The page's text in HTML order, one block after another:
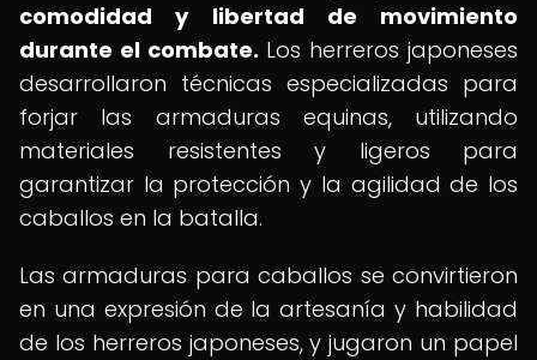
comodidad y libertad de movimiento
durante el combate. Los herreros japoneses
desarrollaron técnicas especializadas para
forjar las armaduras equinas, utilizando
materiales resistentes y ligeros para
garantizar la protección y la agilidad de los
caballos en la batalla.
Las armaduras para caballos se convirtieron
en una expresión de la artesanía y habilidad
de los herreros japoneses, y jugaron un papel